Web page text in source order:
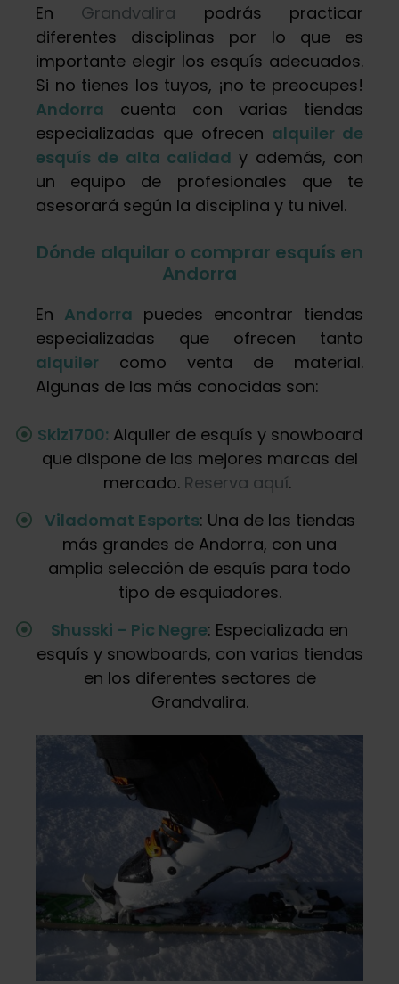
En Grandvalira podrás practicar
diferentes disciplinas por lo que es
importante elegir los esquís adecuados.
Si no tienes los tuyos, ¡no te preocupes!
Andorra cuenta con varias tiendas
especializadas que ofrecen alquiler de
esquís de alta calidad y además, con
un equipo de profesionales que te
asesorará según la disciplina y tu nivel.
Dónde alquilar o comprar esquís en
Andorra
En Andorra puedes encontrar tiendas
especializadas que ofrecen tanto
alquiler como venta de material.
Algunas de las más conocidas son:
Skiz1700:Alquiler de esquís y snowboard
que dispone de las mejores marcas del
mercado. Reserva aquí.
Viladomat Esports: Una de las tiendas
más grandes de Andorra, con una
amplia selección de esquís para todo
tipo de esquiadores.
Shusski – Pic Negre: Especializada en
esquís y snowboards, con varias tiendas
en los diferentes sectores de
Grandvalira.